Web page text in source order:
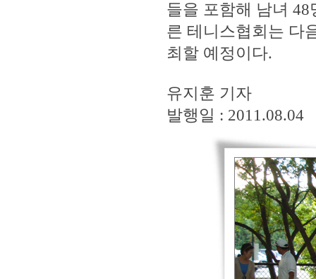
들을 포함해 남녀
른 테니스협회는 다
최할 예정이다.
유지훈 기자
발행일 : 2011.08.04